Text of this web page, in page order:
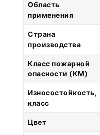
Область
применения
Страна
производства
Класс пожарной
опасности (КМ)
Износостойкость,
класс
Цвет